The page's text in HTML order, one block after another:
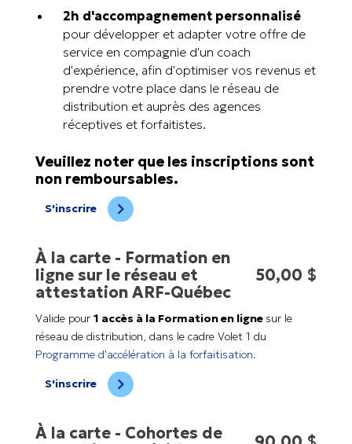
2h d'accompagnement personnalisé
pour développer et adapter votre offre de
service en compagnie d'un coach
d'expérience, afin d'optimiser vos revenus et
prendre votre place dans le réseau de
distribution et auprès des agences
réceptives et forfaitistes.
Veuillez noter que les inscriptions sont
non remboursables.
S'inscrire
À la carte - Formation en
ligne sur le réseau et
attestation ARF-Québec
50,00 $
Valide pour 1 accès à la Formation en ligne sur le
réseau de distribution, dans le cadre Volet 1 du
Programme d'accélération à la forfaitisation.
S'inscrire
À la carte - Cohortes de